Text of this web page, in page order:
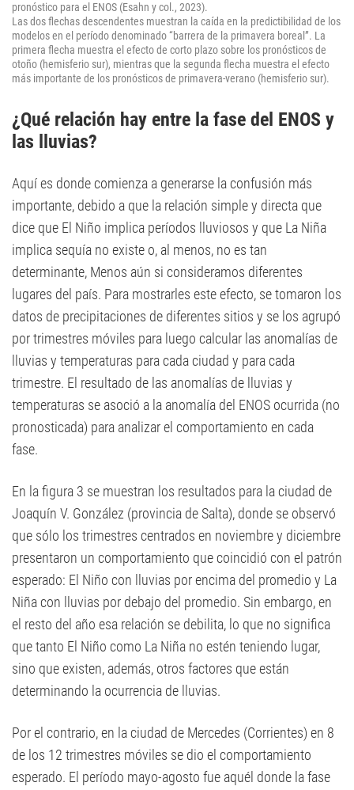
pronóstico para el ENOS (Esahn y col., 2023).
Las dos flechas descendentes muestran la caída en la predictibilidad de los
modelos en el período denominado “barrera de la primavera boreal”. La
primera flecha muestra el efecto de corto plazo sobre los pronósticos de
otoño (hemisferio sur), mientras que la segunda flecha muestra el efecto
más importante de los pronósticos de primavera-verano (hemisferio sur).
¿Qué relación hay entre la fase del ENOS y
las lluvias?
Aquí es donde comienza a generarse la confusión más
importante, debido a que la relación simple y directa que
dice que El Niño implica períodos lluviosos y que La Niña
implica sequía no existe o, al menos, no es tan
determinante, Menos aún si consideramos diferentes
lugares del país. Para mostrarles este efecto, se tomaron los
datos de precipitaciones de diferentes sitios y se los agrupó
por trimestres móviles para luego calcular las anomalías de
lluvias y temperaturas para cada ciudad y para cada
trimestre. El resultado de las anomalías de lluvias y
temperaturas se asoció a la anomalía del ENOS ocurrida (no
pronosticada) para analizar el comportamiento en cada
fase.
En la figura 3 se muestran los resultados para la ciudad de
Joaquín V. González (provincia de Salta), donde se observó
que sólo los trimestres centrados en noviembre y diciembre
presentaron un comportamiento que coincidió con el patrón
esperado: El Niño con lluvias por encima del promedio y La
Niña con lluvias por debajo del promedio. Sin embargo, en
el resto del año esa relación se debilita, lo que no significa
que tanto El Niño como La Niña no estén teniendo lugar,
sino que existen, además, otros factores que están
determinando la ocurrencia de lluvias.
Por el contrario, en la ciudad de Mercedes (Corrientes) en 8
de los 12 trimestres móviles se dio el comportamiento
esperado. El período mayo-agosto fue aquél donde la fase